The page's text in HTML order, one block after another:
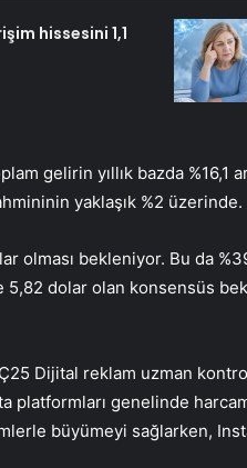
hissesini 1,1
gelirin yıllık bazda %16,1
yaklaşık %2 üzerinde.
olması bekleniyor. Bu da
5,82 dolar olan konsensüs
Dijital reklam uzman
genelinde
büyümeyi sağlarken,